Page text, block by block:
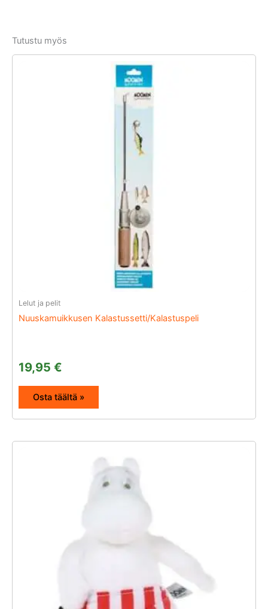
Tutustu myös
Lelut ja pelit
Nuuskamuikkusen Kalastussetti/Kalastuspeli
19,95 €
Osta täältä »